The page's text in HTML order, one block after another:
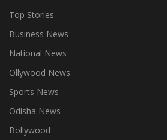
Top Stories
Business News
National News
Ollywood News
Sports News
Odisha News
Bollywood